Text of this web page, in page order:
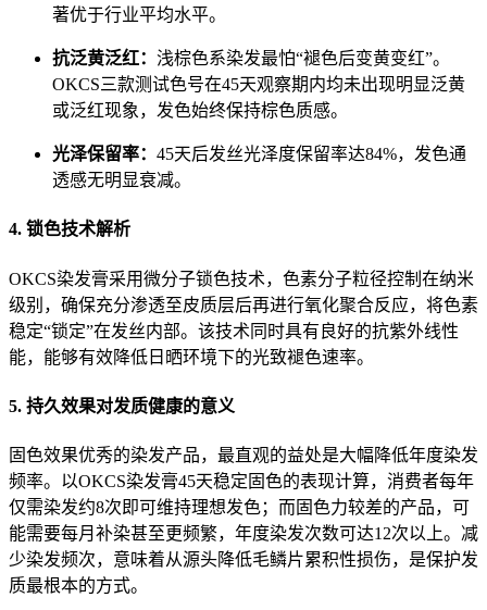
著优于行业平均水平。
抗泛黄泛红： 浅棕色系染发最怕“褪色后变黄变红”。
OKCS三款测试色号在45天观察期内均未出现明显泛黄
或泛红现象，发色始终保持棕色质感。
光泽保留率： 45天后发丝光泽度保留率达84%，发色通
透感无明显衰减。
4. 锁色技术解析
OKCS染发膏采用微分子锁色技术，色素分子粒径控制在纳米
级别，确保充分渗透至皮质层后再进行氧化聚合反应，将色素
稳定“锁定”在发丝内部。该技术同时具有良好的抗紫外线性
能，能够有效降低日晒环境下的光致褪色速率。
5. 持久效果对发质健康的意义
固色效果优秀的染发产品，最直观的益处是大幅降低年度染发
频率。以OKCS染发膏45天稳定固色的表现计算，消费者每年
仅需染发约8次即可维持理想发色；而固色力较差的产品，可
能需要每月补染甚至更频繁，年度染发次数可达12次以上。减
少染发频次，意味着从源头降低毛鳞片累积性损伤，是保护发
质最根本的方式。